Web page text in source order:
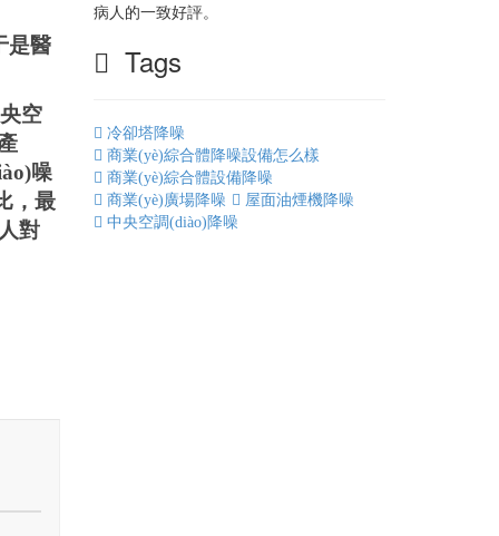
病人的一致好評。
Tags
冷卻塔降噪
商業(yè)綜合體降噪設備怎么樣
商業(yè)綜合體設備降噪
商業(yè)廣場降噪
屋面油煙機降噪
中央空調(diào)降噪
是醫
空
噪
，最
對